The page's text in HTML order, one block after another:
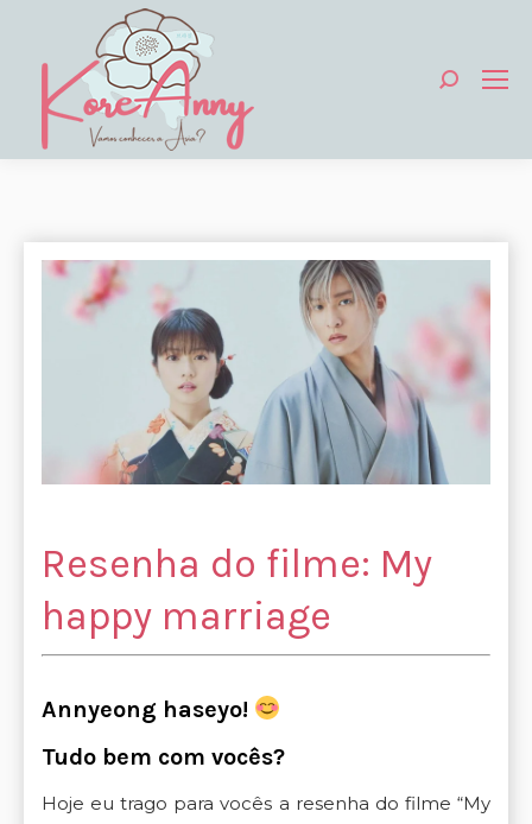
Search:
Resenha do filme: My
happy marriage
Annyeong haseyo!
Tudo bem com vocês?
Hoje eu trago para vocês a resenha do filme “My